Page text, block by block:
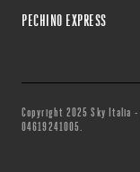
PECHINO EXPRESS
Copyright 2025 Sky Italia -
04619241005.